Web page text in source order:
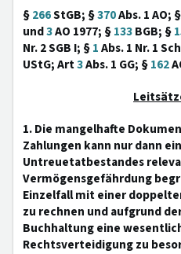
§266StGB; §370Abs. 1 AO; §
und3AO 1977; §133BGB; §
Nr. 2 SGB I; §1Abs. 1 Nr. 1
UStG; Art3Abs. 1 GG; §162
1. Die mangelhafte
Zahlungen kann nur dann
Untreuetatbestandes
Vermögensgefährdung
Einzelfall mit einer
zu rechnen und aufgrund
Buchhaltung eine
Rechtsverteidigung zu